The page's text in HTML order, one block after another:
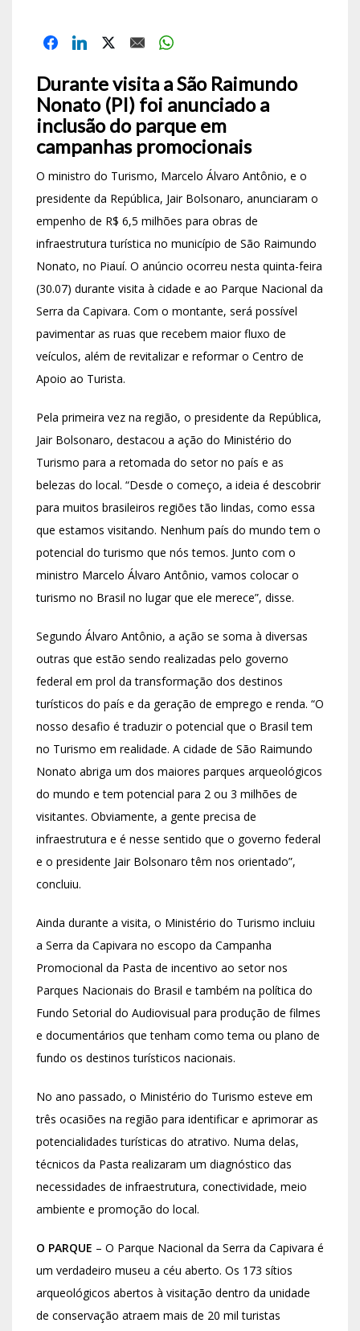
Durante visita a São Raimundo
Nonato (PI) foi anunciado a
inclusão do parque em
campanhas promocionais
O ministro do Turismo, Marcelo Álvaro Antônio, e o
presidente da República, Jair Bolsonaro, anunciaram o
empenho de R$ 6,5 milhões para obras de
infraestrutura turística no município de São Raimundo
Nonato, no Piauí. O anúncio ocorreu nesta quinta-feira
(30.07) durante visita à cidade e ao Parque Nacional da
Serra da Capivara. Com o montante, será possível
pavimentar as ruas que recebem maior fluxo de
veículos, além de revitalizar e reformar o Centro de
Apoio ao Turista.
Pela primeira vez na região, o presidente da República,
Jair Bolsonaro, destacou a ação do Ministério do
Turismo para a retomada do setor no país e as
belezas do local. “Desde o começo, a ideia é descobrir
para muitos brasileiros regiões tão lindas, como essa
que estamos visitando. Nenhum país do mundo tem o
potencial do turismo que nós temos. Junto com o
ministro Marcelo Álvaro Antônio, vamos colocar o
turismo no Brasil no lugar que ele merece”, disse.
Segundo Álvaro Antônio, a ação se soma à diversas
outras que estão sendo realizadas pelo governo
federal em prol da transformação dos destinos
turísticos do país e da geração de emprego e renda. “O
nosso desafio é traduzir o potencial que o Brasil tem
no Turismo em realidade. A cidade de São Raimundo
Nonato abriga um dos maiores parques arqueológicos
do mundo e tem potencial para 2 ou 3 milhões de
visitantes. Obviamente, a gente precisa de
infraestrutura e é nesse sentido que o governo federal
e o presidente Jair Bolsonaro têm nos orientado”,
concluiu.
Ainda durante a visita, o Ministério do Turismo incluiu
a Serra da Capivara no escopo da Campanha
Promocional da Pasta de incentivo ao setor nos
Parques Nacionais do Brasil e também na política do
Fundo Setorial do Audiovisual para produção de filmes
e documentários que tenham como tema ou plano de
fundo os destinos turísticos nacionais.
No ano passado, o Ministério do Turismo esteve em
três ocasiões na região para identificar e aprimorar as
potencialidades turísticas do atrativo. Numa delas,
técnicos da Pasta realizaram um diagnóstico das
necessidades de infraestrutura, conectividade, meio
ambiente e promoção do local.
O PARQUE – O Parque Nacional da Serra da Capivara é
um verdadeiro museu a céu aberto. Os 173 sítios
arqueológicos abertos à visitação dentro da unidade
de conservação atraem mais de 20 mil turistas